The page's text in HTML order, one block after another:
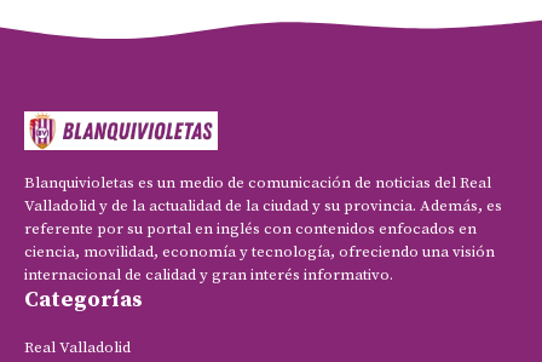
Blanquivioletas es un medio de comunicación de noticias del Real
Valladolid y de la actualidad de la ciudad y su provincia. Además, es
referente por su portal en inglés con contenidos enfocados en
ciencia, movilidad, economía y tecnología, ofreciendo una visión
internacional de calidad y gran interés informativo.
Categorías
Real Valladolid